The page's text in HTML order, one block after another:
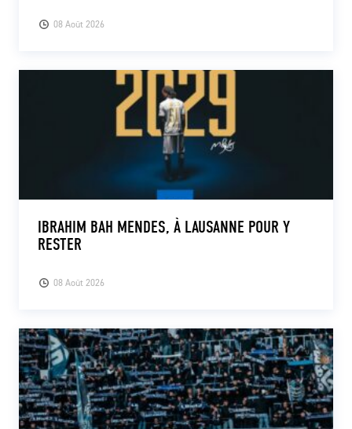
08 Août 2026
08 Août 2026
IBRAHIM BAH MENDES, À LAUSANNE POUR Y
RESTER